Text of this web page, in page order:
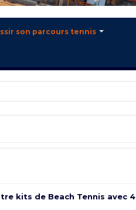
son parcours tennis
kits de Beach Tennis avec 4